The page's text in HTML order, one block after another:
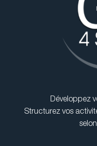
Développez
Structurez vos